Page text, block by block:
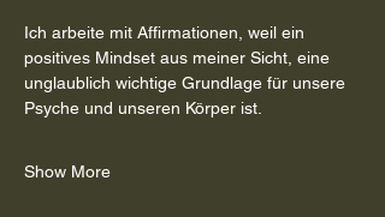
Ich arbeite mit Affirmationen, weil ein
positives Mindset aus meiner Sicht, eine
unglaublich wichtige Grundlage für unsere
Psyche und unseren Körper ist.
Show More